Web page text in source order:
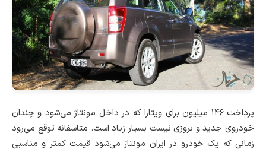
پرداخت ۱۴۶ میلیون برای ویتارا که در داخل مونتاژ می‌شود و چندان
خودروی جدید و بروزی نیست بسیار زیاد است. متاسفانه توقع می‌رود
زمانی که یک خودرو در ایران مونتاژ می‌شود قیمت کمتر و مناسبی